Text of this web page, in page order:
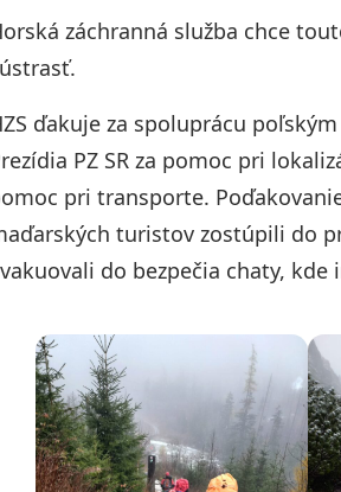
záchranná služba chce
ďakuje za spoluprácu
PZ SR za pomoc pri
pri transporte.
turistov zostúpili do
do bezpečia chaty,